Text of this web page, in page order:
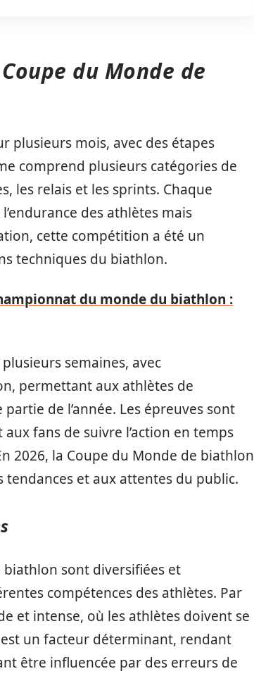
du Monde de
plusieurs mois, avec des étapes
comprend plusieurs catégories de
les relais et les sprints. Chaque
des athlètes mais
cette compétition a été un
techniques du biathlon.
du monde du biathlon :
semaines, avec
permettant aux athlètes de
de l’année. Les épreuves sont
fans de suivre l’action en temps
2026, la Coupe du Monde de biathlon
tendances et aux attentes du public.
biathlon sont diversifiées et
compétences des athlètes. Par
et intense, où les athlètes doivent se
un facteur déterminant, rendant
être influencée par des erreurs de